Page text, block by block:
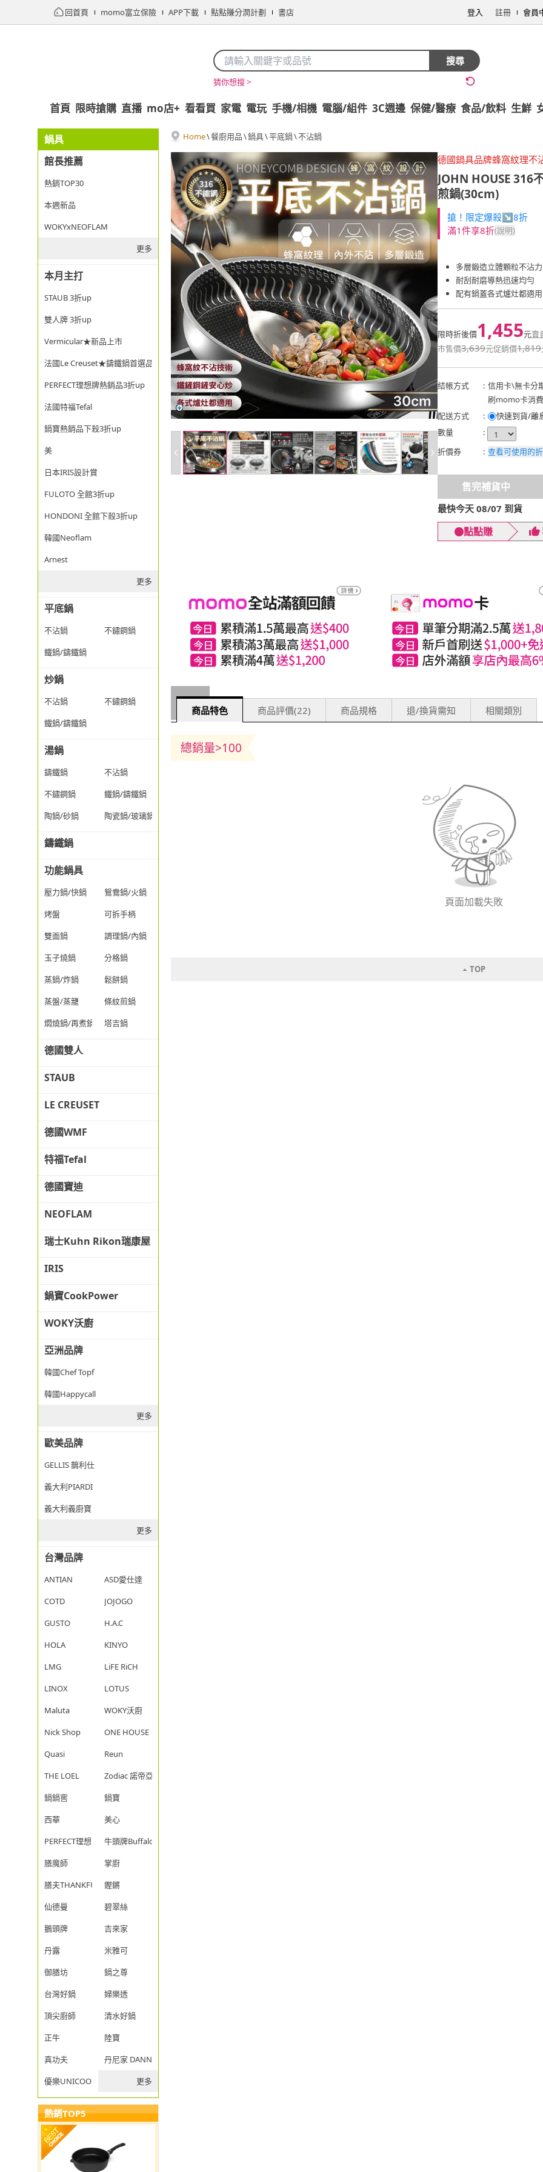
回首頁 momo富立保險 APP下載 點點賺分潤計劃 書店 登入 註冊 會員
搜尋
猜你想搜 >
首頁 限時搶購 直播 mo店+ 看看買 家電 電玩 手機/相機 電腦/組件 3C週邊 保健/醫療 食品/飲料 生鮮
鍋具
館長推薦
熱銷TOP30
本週新品
WOKYxNEOFLAM
更多
本月主打
STAUB 3折up
雙人牌 3折up
Vermicular★新品上市
法國Le Creuset★鑄鐵鍋首選品牌
PERFECT理想牌熱銷品3折up
法國特福Tefal
鍋寶熱銷品下殺3折up
美
日本IRIS設計賞
FULOTO 全館3折up
HONDONI 全館下殺3折up
韓國Neoflam
Arnest
更多
平底鍋
不沾鍋
不鏽鋼鍋
鐵鍋/鑄鐵鍋
炒鍋
不沾鍋
不鏽鋼鍋
鐵鍋/鑄鐵鍋
湯鍋
鑄鐵鍋
不沾鍋
不鏽鋼鍋
鐵鍋/鑄鐵鍋
陶鍋/砂鍋
陶瓷鍋/玻璃鍋/透明鍋
鑄鐵鍋
功能鍋具
壓力鍋/快鍋
鴛鴦鍋/火鍋
烤盤
可拆手柄
雙面鍋
調理鍋/內鍋
玉子燒鍋
分格鍋
蒸鍋/炸鍋
鬆餅鍋
蒸盤/蒸籠
條紋煎鍋
燜燒鍋/再煮鍋
塔吉鍋
德國雙人
STAUB
LE CREUSET
德國WMF
特福Tefal
德國寶迪
NEOFLAM
瑞士Kuhn Rikon瑞康屋
IRIS
鍋寶CookPower
WOKY沃廚
亞洲品牌
韓國Chef Topf
韓國Happycall
更多
歐美品牌
GELLIS 鵲利仕
義大利PIARDI
義大利義廚寶
更多
台灣品牌
ANTIAN
ASD愛仕達
COTD
JOJOGO
GUSTO
H.A.C
HOLA
KINYO
LMG
LiFE RiCH
LINOX
LOTUS
Maluta
WOKY沃廚
Nick Shop
ONE HOUSE
Quasi
Reun
THE LOEL
Zodiac 諾帝亞
鍋鍋窖
鍋寶
西華
美心
PERFECT理想
牛頭牌Buffalo
膳魔師
掌廚
膳夫THANKFUL
鏗鏘
仙德曼
碧翠絲
鵝頭牌
吉來家
丹露
米雅可
御膳坊
鍋之尊
台灣好鍋
婦樂透
頂尖廚師
清水好鍋
正牛
陸寶
真功夫
丹尼家 DANNY JIA
優樂UNICOOK
更多
熱銷TOP5
Home\餐廚用品\鍋具\平底鍋\不沾鍋
德國鍋具品牌蜂窩紋理不
JOHN HOUSE316
煎鍋(30cm)
搶！限定爆殺↘8折
滿1件享8折(說明)
多層鍛造立體顆粒不沾
耐刮耐磨導熱迅速均勻
配有鍋蓋各式爐灶都適用
限時折後價1,455元賣
市售價3,639元促銷價1,819
結帳方式 : 信用卡\無卡分
刷momo卡消
配送方式
: 快速到貨/離
數量
:
折價券
: 查看可使用的
售完補貨中
最快今天 08/07 到貨
點點賺
商品特色 商品評價(22) 商品規格 退/換貨需知 相關類別
總銷量>100
頁面加載失敗
TOP